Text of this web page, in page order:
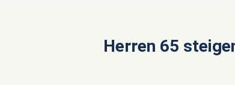
Herren 65